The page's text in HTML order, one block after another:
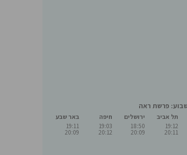
פרשת ראה
תל אביב
19:12
20:11
ירושלים
18:50
20:09
חיפה
19:03
20:12
באר שבע
19:11
20:09